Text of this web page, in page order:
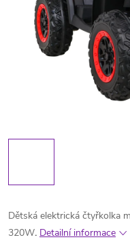
Dětská elektrická čtyřkolka
320W. Detailní informace